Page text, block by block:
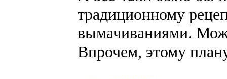
традиционному
вымачиваниями.
Впрочем, этому